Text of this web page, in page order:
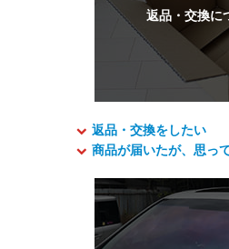
返品・交換をしたい
商品が届いたが、思っ